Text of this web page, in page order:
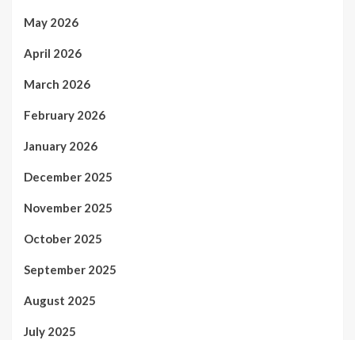
May 2026
April 2026
March 2026
February 2026
January 2026
December 2025
November 2025
October 2025
September 2025
August 2025
July 2025